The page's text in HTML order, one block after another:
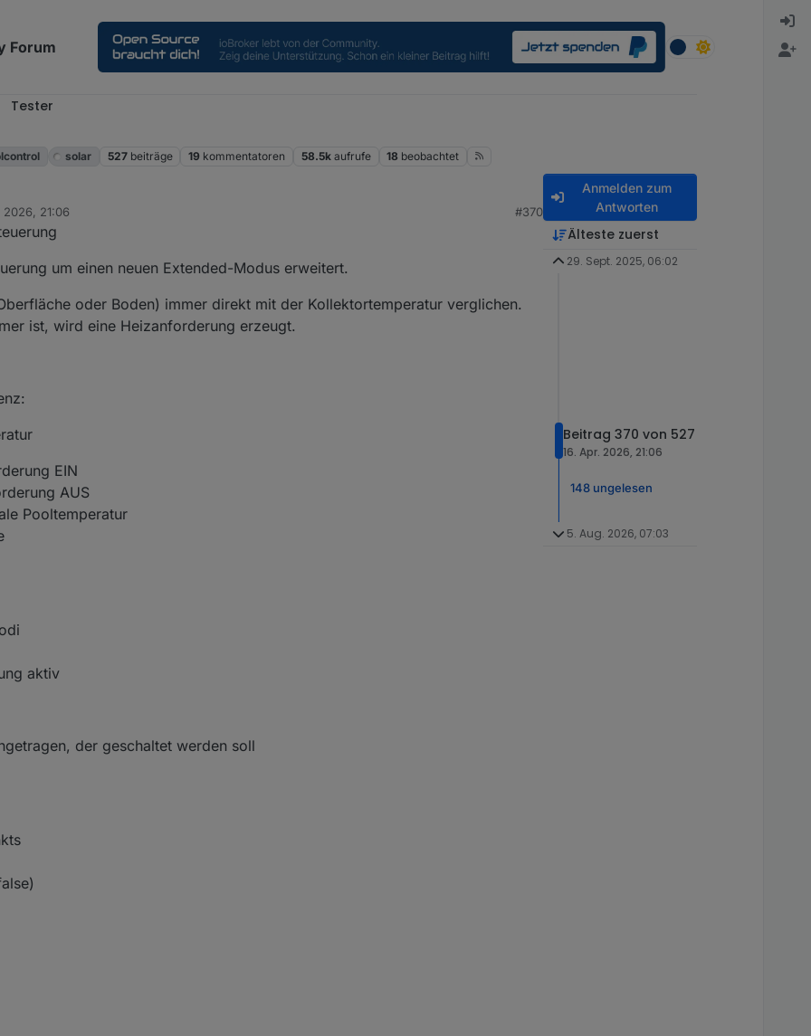
Forum
Tester
solar 527 beiträge 19 kommentatoren 58.5k aufrufe 18 beobachtet
2026, 21:06 #370
um einen neuen Extended-Modus erweitert.
oder Boden) immer direkt mit der Kollektortemperatur verglichen.
ist, wird eine Heizanforderung erzeugt.
EIN
AUS
Pooltemperatur
aktiv
der geschaltet werden soll
Anmelden zum
Antworten
Älteste zuerst
29. Sept. 2025, 06:02
Beitrag 370 von 527
16. Apr. 2026, 21:06
148 ungelesen
5. Aug. 2026, 07:03